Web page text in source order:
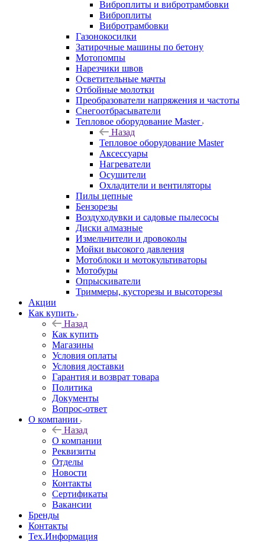
Виброплиты и вибротрамбовки
Виброплиты
Вибротрамбовки
Газонокосилки
Затирочные машины по бетону
Мотопомпы
Нарезчики швов
Осветительные мачты
Отбойные молотки
Преобразователи напряжения и частоты
Снегоотбрасыватели
Тепловое оборудование Master
Назад
Тепловое оборудование Master
Аксессуары
Нагреватели
Осушители
Охладители и вентиляторы
Пилы цепные
Бензорезы
Воздуходувки и садовые пылесосы
Диски алмазные
Измельчители и дровоколы
Мойки высокого давления
Мотоблоки и мотокультиваторы
Мотобуры
Опрыскиватели
Триммеры, кусторезы и высоторезы
Акции
Как купить
Назад
Как купить
Магазины
Условия оплаты
Условия доставки
Гарантия и возврат товара
Политика
Документы
Вопрос-ответ
О компании
Назад
О компании
Реквизиты
Отделы
Новости
Контакты
Сертификаты
Вакансии
Бренды
Контакты
Тех.Информация